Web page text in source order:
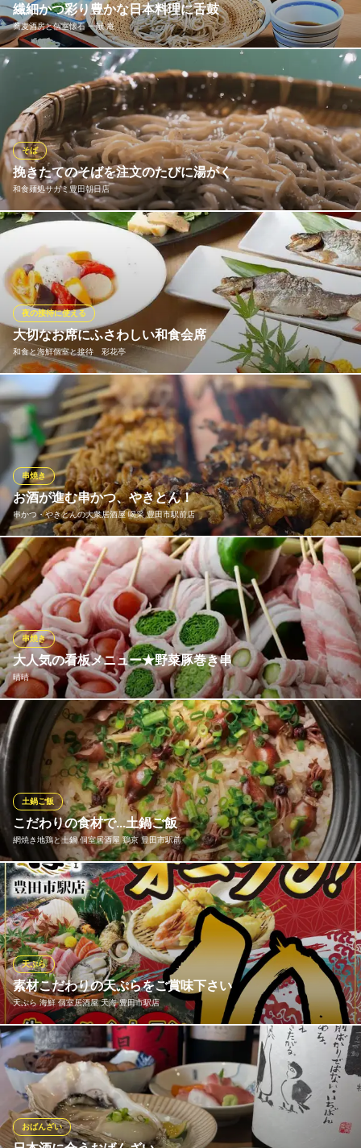
創作割烹 和乃風
割烹料理 創作和食
愛知環状鉄道線新上挙母駅 徒歩2分
愛知県豊田市司町1-45
繊細かつ彩り豊かな日本料理に舌鼓
蕎麦酒房と個室懐石 一献 庵
日本料理歴40年以上の料理長が織り成す繊細なお料理で美味なる
ひとときを堪能。近海で獲れた旬魚や旬菜など、季節の移ろいを
感じさせる逸品を揃えた懐石コース。お食事の最後には当店の看
板料理挽きぐるみの玄挽き蕎麦をご用意。久しぶりに会うご友人
同士の集まりから特別な会食まで幅広いシーンでご利用ください
ませ。
蕎麦酒房と個室懐石 一献 庵
洗練された和モダン個室
名鉄三河線豊田市駅 徒歩5分
愛知県豊田市桜町1-63 シングルプレイス1F
挽きたてのそばを注文のたびに湯がく
和食麺処サガミ豊田朝日店
そば
当店のそばはそば粉からこだわっています。そばの最も美味しい
と言われる状態は「挽きたて・打ちたて・湯がきたて」です。そ
ば粉は保存中に酸化するため、毎日店頭に設置してある石臼で挽
いております。その粉を店舗内で製麺し、ご注文をいただく毎に
湯がいております。
和食麺処サガミ豊田朝日店
和食・うどん・そば
愛知環状鉄道線新豊田駅 徒歩18分
愛知県豊田市朝日町6-54-1
大切なお席にふさわしい和食会席
和食と海鮮個室と接待 彩花亭
夜の接待に使える
一日三組限定でご案内しているため、混み合いすぎることなく落
ち着いた空間でお過ごしいただけます。完全個室も備え、接待や
ご会食など大切なお席にも安心してご案内しております。地元食
材を活かした会席料理と地酒の組み合わせも魅力のひとつ。大切
なお席にふさわしい、静かなひとときを。
和食と海鮮個室と接待 彩花亭
接待と宴会の隠れ家
名鉄豊田線豊田市駅 徒歩5分
愛知県豊田市元城町1-69 岐阜屋ビル1F
お酒が進む串かつ、やきとん！
串かつ・やきとんの大衆居酒屋 喝采 豊田市駅前店
串焼き
串かつは３種の味より選択（ソース、味噌、タレ）味噌は豊田市
野田味噌の八丁味噌を使用！タレは豚肉の旨みが滲み出た秘伝の
タレ！やきとんは新鮮な豚肉を仕入れ、丁寧に下処理、串打ちを
行い遠赤外線でじっくり焼き上げます！ビール・ハイボール等お
酒が進む一品です！
串かつ・やきとんの大衆居酒屋 喝采 豊田市駅前店
刺身が美味い和食居酒屋
名鉄三河線豊田市駅 徒歩3分
愛知県豊田市西町5-15-1 DIS西町ビル2F
大人気の看板メニュー★野菜豚巻き串
晴晴
串焼き
晴晴の看板メニューとして野菜豚巻き串各種ご用意しておりま
す！ミニトマト豚巻きや万ネギ豚巻き、梅エノキ豚巻きetc…迷っ
たら”5種盛り”がオススメ！スタンダードな焼き鳥も各種ご用意し
ております◎ぜひご賞味下さい♪
晴晴
豪快に焼く鶏の丸焼き
名鉄豊田線豊田市駅 徒歩1分
愛知県豊田市若宮町1-24-2 中根ビル1F
こだわりの食材で...土鍋ご飯
網焼き地鶏と土鍋 個室居酒屋 鶏京 豊田市駅前
土鍋ご飯
料理長が厳選した食材を使用した大満足の逸品♪ お食事にも飲み
会にもお気軽にご利用頂ける和モダンの空間でごゆっくり仲間、
お友達とお過ごし下さい♪
網焼き地鶏と土鍋 個室居酒屋 鶏京 豊田市駅前
居酒屋 個室 和食
名鉄豊田線豊田市駅 徒歩3分
愛知県豊田市西町5-15-1 DIS西町ビル2F
素材こだわりの天ぷらをご賞味下さい
天ぷら 海鮮 個室居酒屋 天海 豊田市駅店
天ぷら
シンプルな調理法だからこそ、素材にとことんこだわりを。一番
美味しい状態でお客様のもとへお持ちいたします。
天ぷら 海鮮 個室居酒屋 天海 豊田市駅店
海鮮 個室居酒屋 豊田
名鉄三河線豊田市駅 徒歩1分
おばんざい